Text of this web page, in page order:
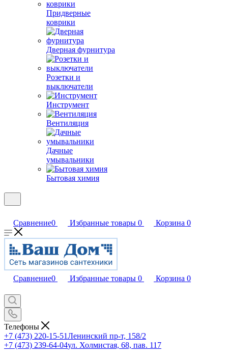
Придверные
коврики
Дверная фурнитура
Розетки и
выключатели
Инструмент
Вентиляция
Дачные
умывальники
Бытовая химия
Сравнение0 Избранные товары 0 Корзина 0
Сравнение0 Избранные товары 0 Корзина 0
Телефоны
+7 (473) 220-15-51Ленинский пр-т, 158/2
+7 (473) 239-64-04ул. Холмистая, 68, пав. 117